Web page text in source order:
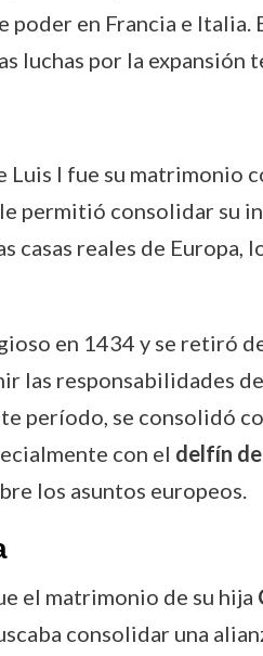
en Francia e
luchas por la
Luis I fue su matrimonio
permitió consolidar su
casas reales de
en 1434 y se retiró
las responsabilidades
período, se consolidó
con el delfín
los asuntos europeos.
el matrimonio de su hija
consolidar una